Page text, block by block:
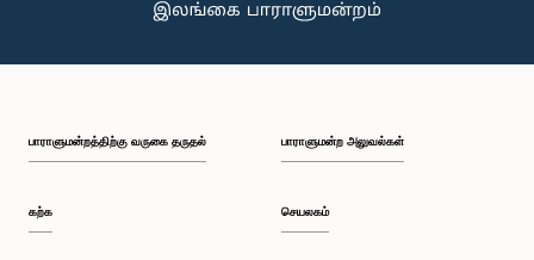
பாராளுமன்றத்திற்கு வருகை தருதல்
கற்க
பாராளுமன்ற அலுவல்கள்
செயலகம்